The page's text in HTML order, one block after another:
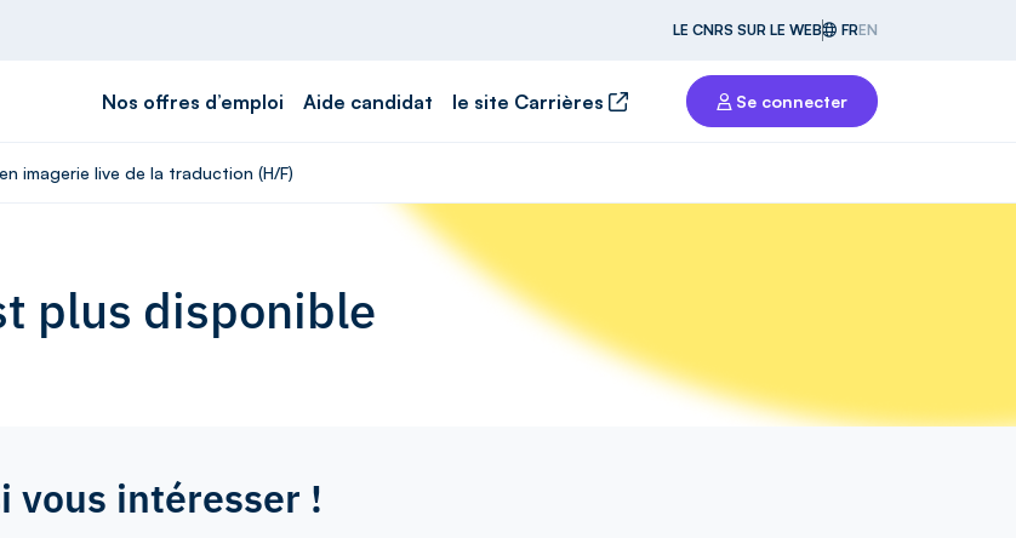
LE CNRS SUR LE WEB FREN
Nos offres d’emploi Aide candidat le site Carrières Se connecter
imagerie live de la traduction (H/F)
plus disponible
vous intéresser !